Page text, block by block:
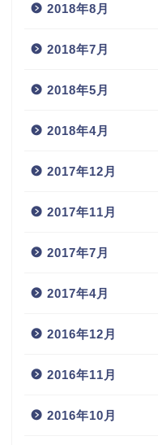
2018年8月
2018年7月
2018年5月
2018年4月
2017年12月
2017年11月
2017年7月
2017年4月
2016年12月
2016年11月
2016年10月